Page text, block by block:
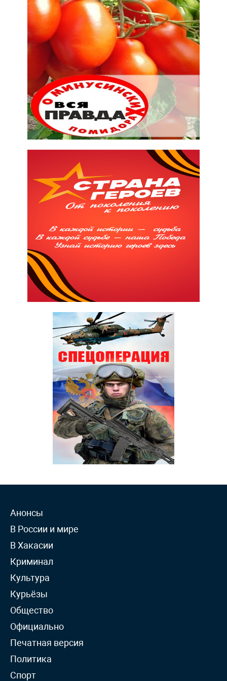
Анонсы
В России и мире
В Хакасии
Криминал
Культура
Курьёзы
Общество
Официально
Печатная версия
Политика
Спорт